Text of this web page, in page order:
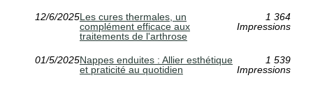
12/6/2025Les cures thermales, un
complément efficace aux
traitements de l'arthrose
1 364
Impressions
01/5/2025Nappes enduites : Allier esthétique
et praticité au quotidien
1 539
Impressions